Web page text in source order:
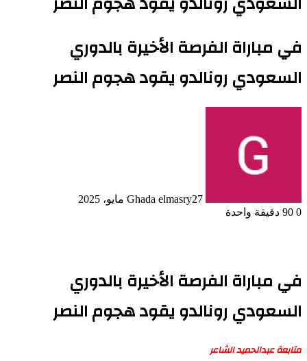
في مباراة الفرصة الأخيرة بالدوري
السعودي رونالدو يقود هجوم النصر
Ghada elmasry27 مايو، 2025
0
دقيقة واحدة
في مباراة الفرصة الأخيرة بالدوري
السعودي رونالدو يقود هجوم النصر
متابعة عبدالحميد الشاعر